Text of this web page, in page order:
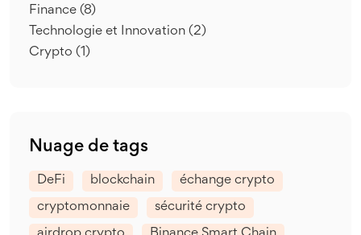
Finance (8)
Technologie et Innovation (2)
Crypto (1)
Nuage de tags
DeFi blockchain échange crypto
cryptomonnaie sécurité crypto